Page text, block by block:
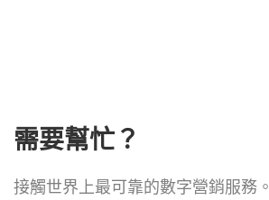
需要幫忙？
接觸世界上最可靠的數字營銷服務。